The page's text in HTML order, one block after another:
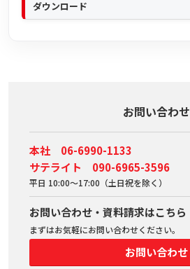
ダウンロード
お問い合わせ
本社 06-6990-1133
サテライト 090-6965-3596
平日 10:00～17:00（土日祝を除く）
お問い合わせ・資料請求はこちら
まずはお気軽にお問い合わせください。
お問い合わせ